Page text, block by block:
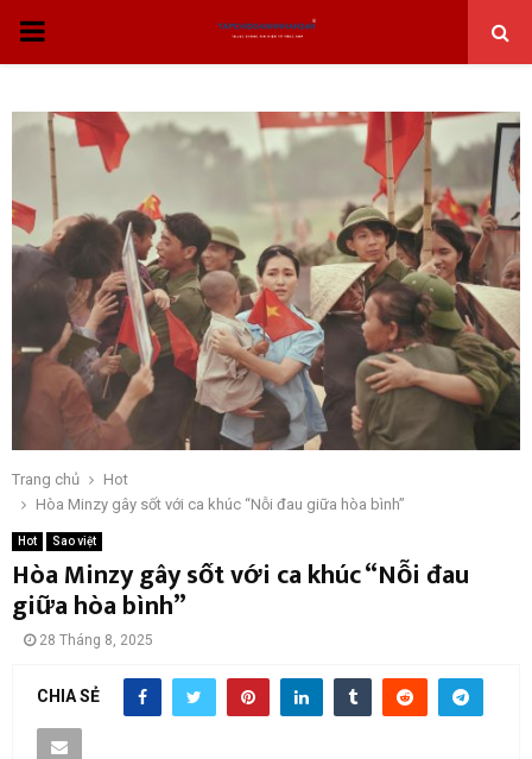
THỰC
CHÍNH
Trang chủ
Hot
Hòa Minzy gây sốt với ca khúc “Nỗi đau giữa hòa bình”
Hot Sao việt
Hòa Minzy gây sốt với ca khúc “Nỗi đau
giữa hòa bình”
28 Tháng 8, 2025
CHIA SẺ